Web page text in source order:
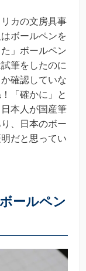
カの文房具事
ボールペンを
」ボールペン
筆をしたのに
確認していな
「確かに」と
本人が国産筆
、日本のボー
だと思ってい
ールペン